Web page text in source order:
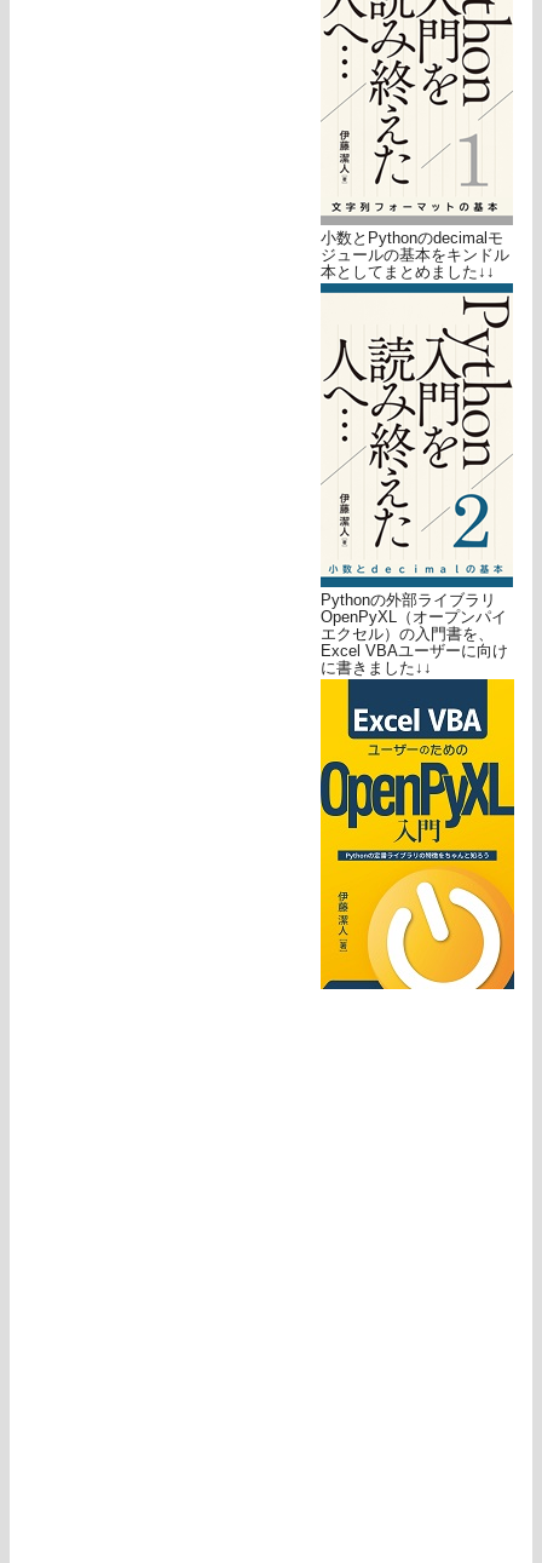
小数とPythonのdecimalモ
ジュールの基本をキンドル
本としてまとめました↓↓
Pythonの外部ライブラリ
OpenPyXL（オープンパイ
エクセル）の入門書を、
Excel VBAユーザーに向け
に書きました↓↓